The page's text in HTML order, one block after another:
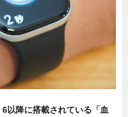
降に搭載されている「血